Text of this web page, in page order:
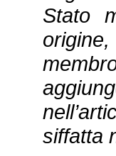
Stato
siffatta